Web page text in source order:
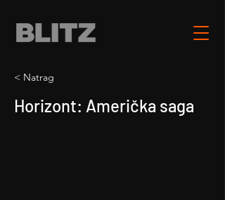
< Natrag
Horizont: Američka saga